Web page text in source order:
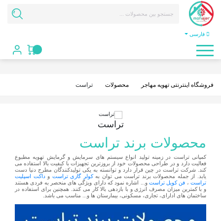
فارسی
فروشگاه اینترنتی تهویه مهاجر محصولات تراست
تراست
محصولات برند تراست
کمپانی تراست در زمینه تولید انواع سیستم های سرمایش و گرمایش تهویه مطبوع
فعالیت دارد و در طراحی محصولات خود از بروزترین تجهیزات با کیفیت بالا استفاده می
کند. شرکت تراست در چین قرار دارد و توانسته به یکی تولیدکنندگان مطرح دنیا دست
یابد. از جمله محصولات برند تراست می توان بهکولر گازی تراست وداکت اسپلیت
تراست، فن کویل تراست و... اشاره نمود که دارای ویژگی های منحصر به فردی هستند
و با کمترین میزان مصرف انرژی و با بازدهی بالا کار می کنند. همچنین برای استفاده در
ساختمان های ادارای، تجاری، مسکونی، بیمارستان ها و... مناسب می باشد.